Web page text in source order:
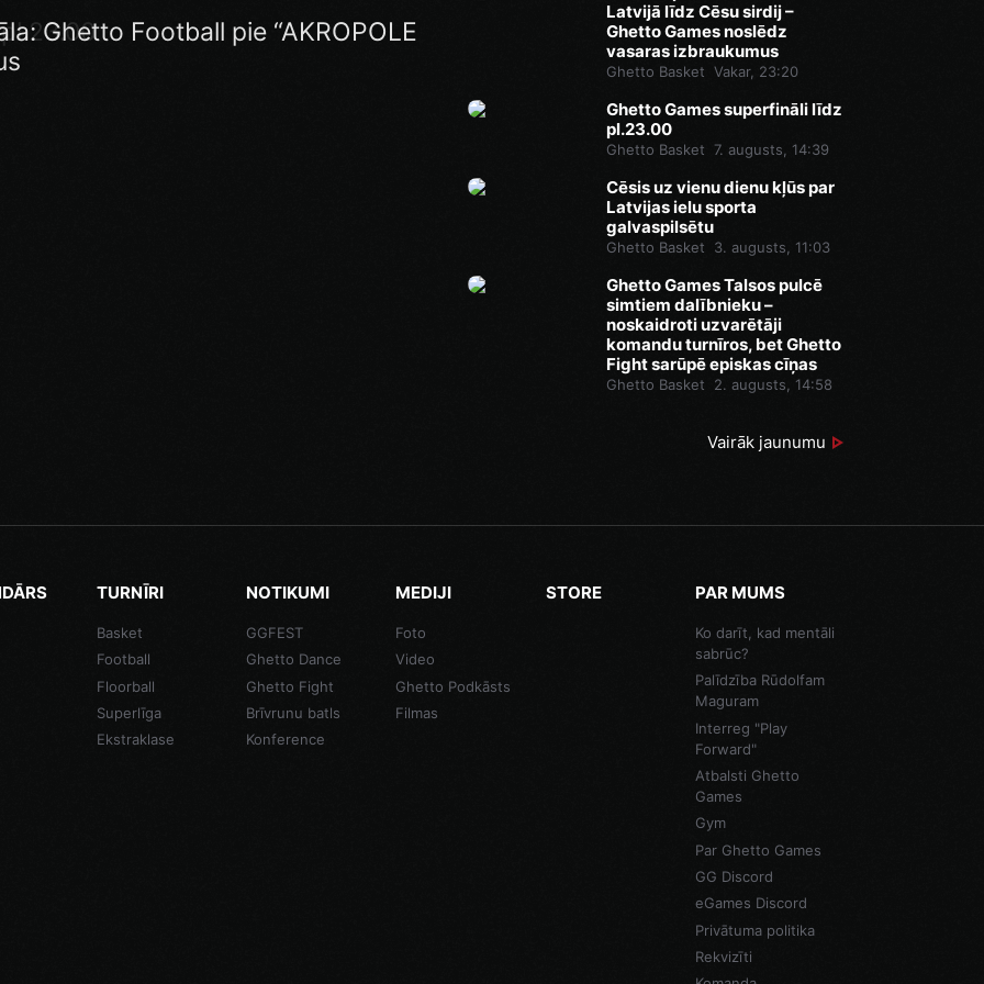
Ghetto Football pie “AKROPOLE
Latvijā līdz Cēsu sirdij –
Ghetto Games noslēdz
vasaras izbraukumus
Ghetto Basket Vakar, 23:20
Ghetto Games superfināli līdz
pl.23.00
Ghetto Basket 7. augusts, 14:39
Cēsis uz vienu dienu kļūs par
Latvijas ielu sporta
galvaspilsētu
Ghetto Basket 3. augusts, 11:03
Ghetto Games Talsos pulcē
simtiem dalībnieku –
noskaidroti uzvarētāji
komandu turnīros, bet Ghetto
Fight sarūpē episkas cīņas
Ghetto Basket 2. augusts, 14:58
Vairāk jaunumu
TURNĪRI
Basket
Football
Floorball
Superlīga
Ekstraklase
NOTIKUMI
GGFEST
Ghetto Dance
Ghetto Fight
Brīvrunu batls
Konference
MEDIJI
Foto
Video
Ghetto Podkāsts
Filmas
STORE PAR MUMS
Ko darīt, kad mentāli
sabrūc?
Palīdzība Rūdolfam
Maguram
Interreg "Play
Forward"
Atbalsti Ghetto
Games
Gym
Par Ghetto Games
GG Discord
eGames Discord
Privātuma politika
Rekvizīti